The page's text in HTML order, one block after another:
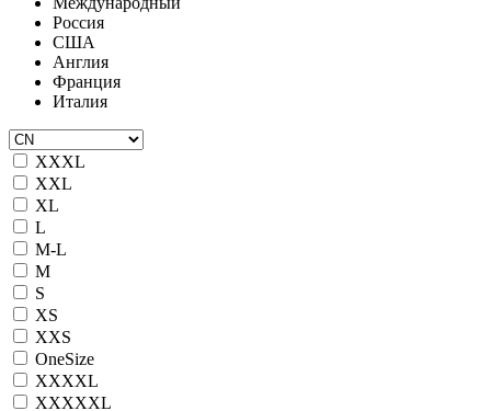
Россия
США
Англия
Франция
Италия
XXXL
XXL
XL
L
M-L
M
S
XS
XXS
OneSize
XXXXL
XXXXXL